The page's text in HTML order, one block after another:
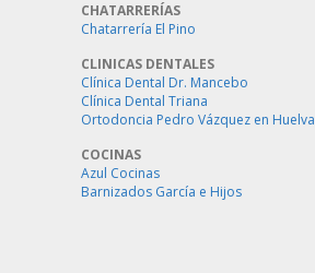
CHATARRERÍAS
Chatarrería El Pino
CLINICAS DENTALES
Clínica Dental Dr. Mancebo
Clínica Dental Triana
Ortodoncia Pedro Vázquez en Huelva
COCINAS
Azul Cocinas
Barnizados García e Hijos